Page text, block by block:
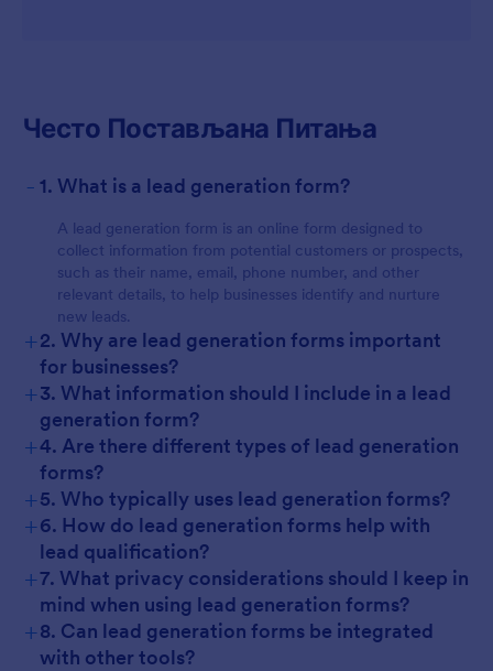
Често Постављана Питања
- 1. What is a lead generation form?
A lead generation form is an online form designed to
collect information from potential customers or prospects,
such as their name, email, phone number, and other
relevant details, to help businesses identify and nurture
new leads.
+2. Why are lead generation forms important
for businesses?
+3. What information should I include in a lead
generation form?
+4. Are there different types of lead generation
forms?
+5. Who typically uses lead generation forms?
+6. How do lead generation forms help with
lead qualification?
+7. What privacy considerations should I keep in
mind when using lead generation forms?
+8. Can lead generation forms be integrated
with other tools?